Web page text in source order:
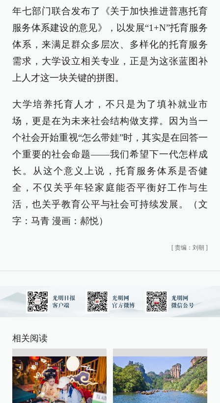
年七部门联合发布了《关于加快推进普惠托育
服务体系建设的意见》，以发展“1+N”托育服务
体系，来满足群众多层次、多样化的托育服务
需求，大学设立相关专业，正是为这张蓝图补
上人才这一块关键的拼图。
大学培养托育人才，不只是为了填补就业市
场，更是在为未来社会结构做支撑。因为当一
个社会开始重视“怎么带娃”时，其实是在回答一
个重要的社会命题——我们希望下一代怎样成
长。从这个意义上说，托育服务体系是否健
全，不仅关乎年轻家庭能否平衡好工作与生
活，也关乎教育公平与社会可持续发展。（文
字：马青 漫画：郝悦）
[ 责编：刘朝 ]
相关阅读